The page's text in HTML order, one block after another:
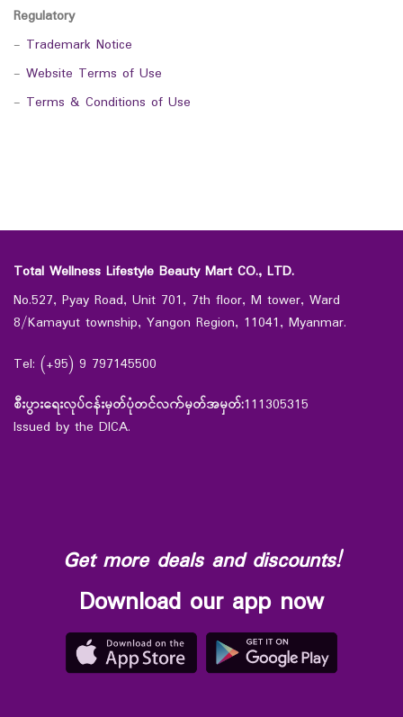
Regulatory
- Trademark Notice
- Website Terms of Use
- Terms & Conditions of Use
Total Wellness Lifestyle Beauty Mart CO., LTD.
No.527, Pyay Road, Unit 701, 7th floor, M tower, Ward
8/Kamayut township, Yangon Region, 11041, Myanmar.
Tel: (+95) 9 797145500
စီးပွားရေးလုပ်ငန်းမှတ်ပုံတင်လက်မှတ်အမှတ်:111305315
Issued by the DICA.
Get more deals and discounts!
Download our app now